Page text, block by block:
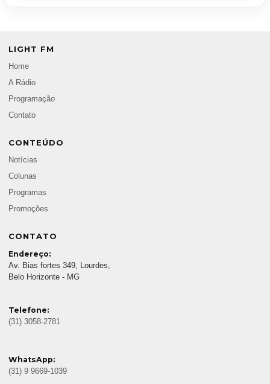
LIGHT FM
Home
A Rádio
Programação
Contato
CONTEÚDO
Notícias
Colunas
Programas
Promoções
CONTATO
Endereço:
Av. Bias fortes 349, Lourdes,
Belo Horizonte - MG
Telefone:
(31) 3058-2781
WhatsApp:
(31) 9 9669-1039